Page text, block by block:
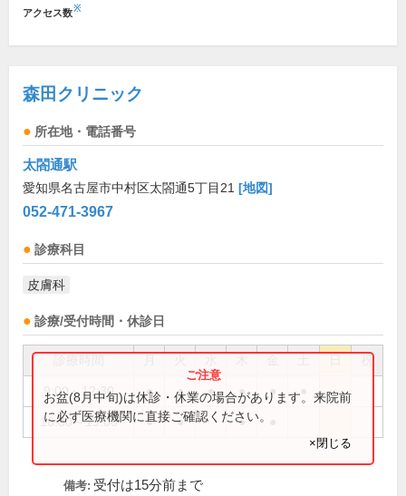
アクセス数※
森田クリニック
所在地・電話番号
太閤通駅
愛知県名古屋市中村区太閤通5丁目21 [地図]
052-471-3967
診療科目
皮膚科
診療/受付時間・休診日
祝
9:00～12:30 ● ● ● ● ●
16:30～19:00 ● ● ●
お盆(8月中旬)は休診・休業の場合があります。来院前
に必ず医療機関に直接ご確認ください。
×閉じる
備考: 受付は15分前まで